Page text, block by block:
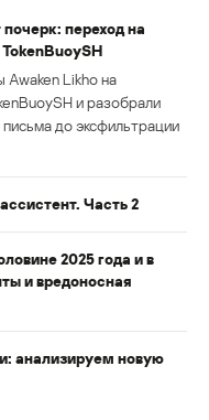
переход на
Awaken Likho на
и разобрали
до эксфильтрации
Часть 2
2025 года и в
и вредоносная
анализируем новую